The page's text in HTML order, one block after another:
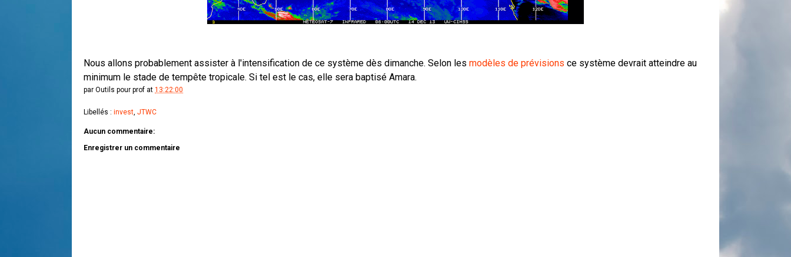
Nous allons probablement assister à l'intensification de ce système dès dimanche. Selon les modèles de prévisions ce système devrait atteindre au
minimum le stade de tempête tropicale. Si tel est le cas, elle sera baptisé Amara.
par Outils pour prof at 13:22:00
Libellés : invest, JTWC
Aucun commentaire:
Enregistrer un commentaire